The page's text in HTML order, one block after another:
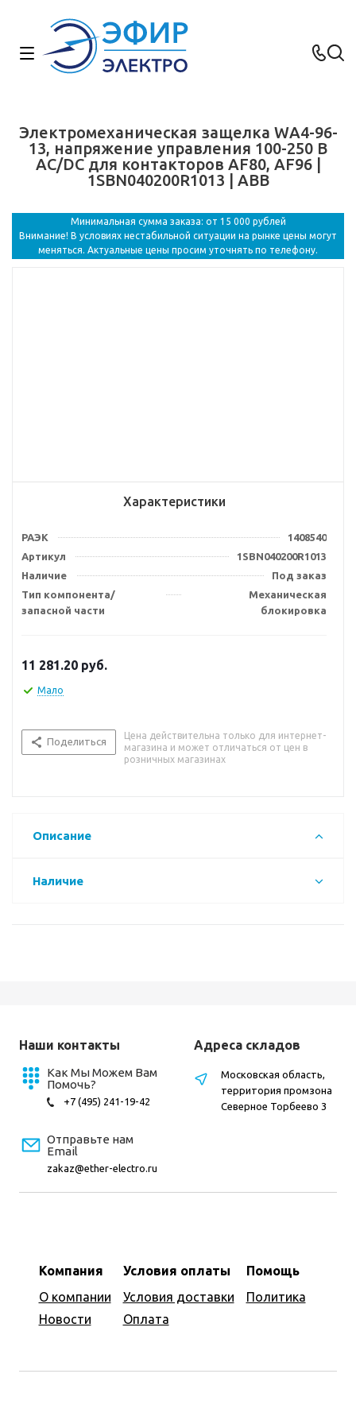
Электромеханическая защелка WA4-96-
13, напряжение управления 100-250 В
AC/DC для контакторов AF80, AF96 |
1SBN040200R1013 | ABB
Минимальная сумма заказа: от 15 000 рублей
Внимание! В условиях нестабильной ситуации на рынке цены могут
меняться. Актуальные цены просим уточнять по телефону.
Характеристики
РАЭК
1408540
Артикул
1SBN040200R1013
Наличие
Под заказ
Тип компонента/
запасной части
Механическая
блокировка
11 281.20 руб.
Мало
Поделиться
Цена действительна только для интернет-
магазина и может отличаться от цен в
розничных магазинах
Описание
Наличие
Наши контакты
Как Мы Можем Вам
Помочь?
+7 (495) 241-19-42
Отправьте нам
Email
zakaz@ether-electro.ru
Компания
О компании
Новости
Условия оплаты
Условия доставки
Оплата
Помощь
Политика
Адреса складов
Московская область,
территория промзона
Северное Торбеево 3